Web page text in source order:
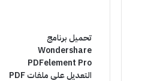
تحميل برنامج
Wondershare
PDFelement Pro
التعديل على ملفات PDF